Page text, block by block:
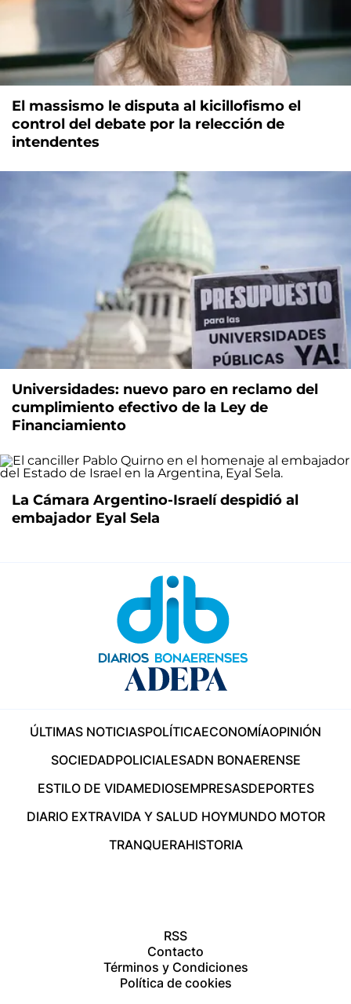
El massismo le disputa al kicillofismo el
control del debate por la relección de
intendentes
Universidades: nuevo paro en reclamo del
cumplimiento efectivo de la Ley de
Financiamiento
La Cámara Argentino-Israelí despidió al
embajador Eyal Sela
ÚLTIMAS NOTICIASPOLÍTICAECONOMÍAOPINIÓN
SOCIEDADPOLICIALESADN BONAERENSE
ESTILO DE VIDAMEDIOSEMPRESASDEPORTES
DIARIO EXTRAVIDA Y SALUD HOYMUNDO MOTOR
TRANQUERAHISTORIA
RSS
Contacto
Términos y Condiciones
Política de cookies